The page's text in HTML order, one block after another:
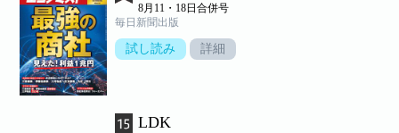
8月11・18日合併号
毎日新聞出版
試し読み 詳細
LDK